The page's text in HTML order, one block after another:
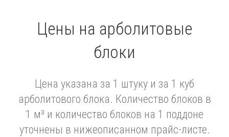
Цены на арболитовые
блоки
Цена указана за 1 штуку и за 1 куб
арболитового блока. Количество блоков в
1 м³ и количество блоков на 1 поддоне
уточнены в нижеописанном прайс-листе.